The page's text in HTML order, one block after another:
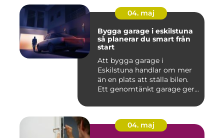
04. maj
Bygga garage i eskilstuna
så planerar du smart från
start
Att bygga garage i
Eskilstuna handlar om mer
än en plats att ställa bilen.
Ett genomtänkt garage ger...
04. maj